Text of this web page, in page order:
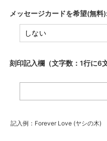
メッセージカードを希望(無料):
刻印記入欄（文字数：1行に6
記入例：Forever Love (ヤシの木)